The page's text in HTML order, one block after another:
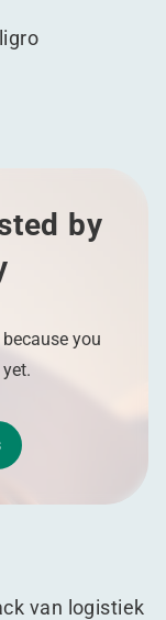
by
you
van logistiek